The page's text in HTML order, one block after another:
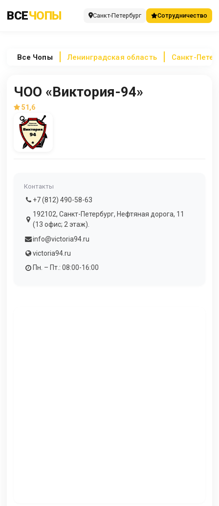
ВСЕЧОПЫ Санкт-Петербург Сотрудничество
Все Чопы Ленинградская область Санкт-
ЧОО «Виктория-94»
51,6
Контакты
+7 (812) 490-58-63
192102, Санкт-Петербург, Нефтяная дорога, 11
(13 офис; 2 этаж).
info@victoria94.ru
victoria94.ru
Пн. – Пт.: 08:00-16:00